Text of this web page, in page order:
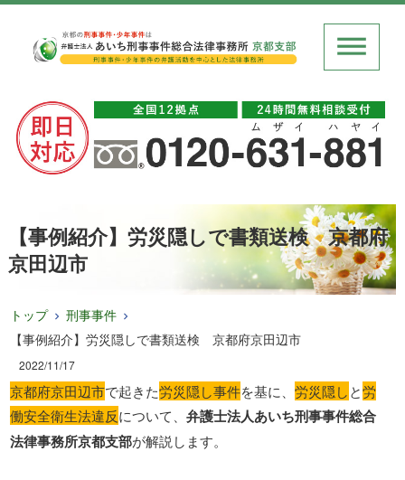
【事例紹介】労災隠しで書類送検 京都府
京田辺市
トップ
刑事事件
【事例紹介】労災隠しで書類送検 京都府京田辺市
2022/11/17
京都府京田辺市で起きた労災隠し事件を基に、労災隠しと労
働安全衛生法違反について、弁護士法人あいち刑事事件総合
法律事務所京都支部が解説します。